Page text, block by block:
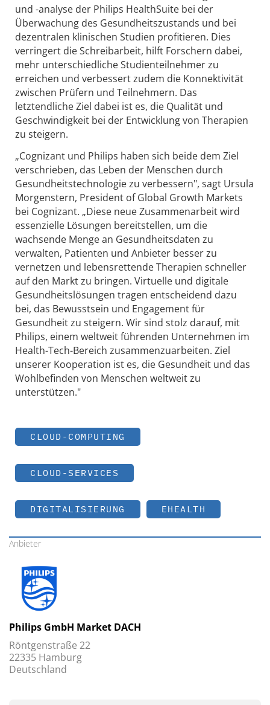
und -analyse der Philips HealthSuite bei der
Überwachung des Gesundheitszustands und bei
dezentralen klinischen Studien profitieren. Dies
verringert die Schreibarbeit, hilft Forschern dabei,
mehr unterschiedliche Studienteilnehmer zu
erreichen und verbessert zudem die Konnektivität
zwischen Prüfern und Teilnehmern. Das
letztendliche Ziel dabei ist es, die Qualität und
Geschwindigkeit bei der Entwicklung von Therapien
zu steigern.
„Cognizant und Philips haben sich beide dem Ziel
verschrieben, das Leben der Menschen durch
Gesundheitstechnologie zu verbessern", sagt Ursula
Morgenstern, President of Global Growth Markets
bei Cognizant. „Diese neue Zusammenarbeit wird
essenzielle Lösungen bereitstellen, um die
wachsende Menge an Gesundheitsdaten zu
verwalten, Patienten und Anbieter besser zu
vernetzen und lebensrettende Therapien schneller
auf den Markt zu bringen. Virtuelle und digitale
Gesundheitslösungen tragen entscheidend dazu
bei, das Bewusstsein und Engagement für
Gesundheit zu steigern. Wir sind stolz darauf, mit
Philips, einem weltweit führenden Unternehmen im
Health-Tech-Bereich zusammenzuarbeiten. Ziel
unserer Kooperation ist es, die Gesundheit und das
Wohlbefinden von Menschen weltweit zu
unterstützen."
CLOUD-COMPUTING
CLOUD-SERVICES
DIGITALISIERUNG EHEALTH
Anbieter
Philips GmbH Market DACH
Röntgenstraße 22
22335 Hamburg
Deutschland